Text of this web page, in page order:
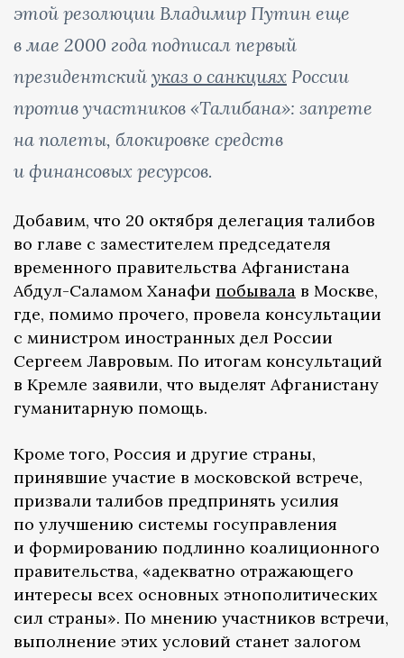
этой резолюции Владимир Путин еще
в мае 2000 года подписал первый
президентский указ о санкциях России
против участников «Талибана»: запрете
на полеты, блокировке средств
и финансовых ресурсов.
Добавим, что 20 октября делегация талибов
во главе с заместителем председателя
временного правительства Афганистана
Абдул-Саламом Ханафи побывала в Москве,
где, помимо прочего, провела консультации
с министром иностранных дел России
Сергеем Лавровым. По итогам консультаций
в Кремле заявили, что выделят Афганистану
гуманитарную помощь.
Кроме того, Россия и другие страны,
принявшие участие в московской встрече,
призвали талибов предпринять усилия
по улучшению системы госуправления
и формированию подлинно коалиционного
правительства, «адекватно отражающего
интересы всех основных этнополитических
сил страны». По мнению участников встречи,
выполнение этих условий станет залогом